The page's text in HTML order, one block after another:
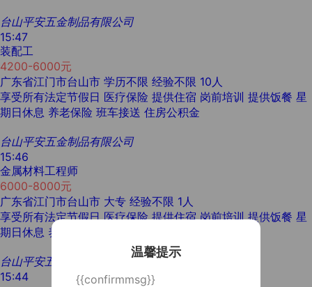
台山平安五金制品有限公司
15:47
装配工
4200-6000元
广东省江门市台山市 学历不限 经验不限 10人
享受所有法定节假日 医疗保险 提供住宿 岗前培训 提供饭餐 星
期日休息 养老保险 班车接送 住房公积金
台山平安五金制品有限公司
15:46
金属材料工程师
6000-8000元
广东省江门市台山市 大专 经验不限 1人
享受所有法定节假日 医疗保险 提供住宿 岗前培训 提供饭餐 星
期日休息 养老保险
台山平安五金制品有限公司
15:44
温馨提示
{{confirmmsg}}